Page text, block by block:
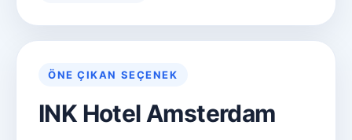
ÖNE ÇIKAN SEÇENEK
INK Hotel Amsterdam